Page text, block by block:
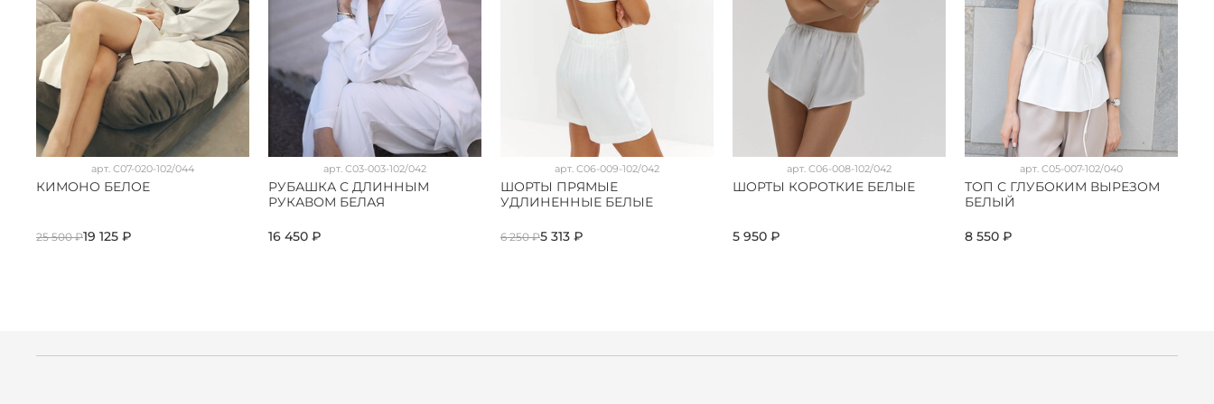
арт. C07-020-102/044
КИМОНО БЕЛОЕ
25 500 ₽19 125 ₽
арт. C03-003-102/042
РУБАШКА С ДЛИННЫМ
РУКАВОМ БЕЛАЯ
16 450 ₽
арт. C06-009-102/042
ШОРТЫ ПРЯМЫЕ
УДЛИНЕННЫЕ БЕЛЫЕ
6 250 ₽5 313 ₽
арт. C06-008-102/042
ШОРТЫ КОРОТКИЕ БЕЛЫЕ
5 950 ₽
арт. C05-007-102/040
ТОП С ГЛУБОКИМ ВЫРЕЗОМ
БЕЛЫЙ
8 550 ₽